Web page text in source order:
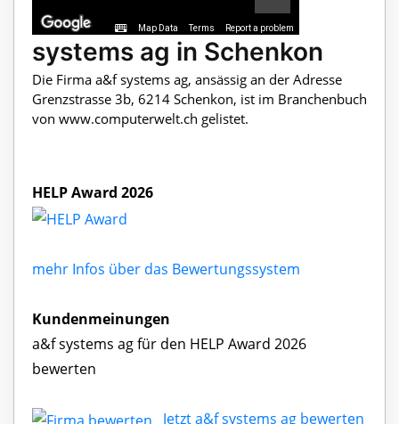
Map Data Terms Report a problem
systems ag in Schenkon
Die Firma a&f systems ag, ansässig an der Adresse
Grenzstrasse 3b, 6214 Schenkon, ist im Branchenbuch
von www.computerwelt.ch gelistet.
HELP Award 2026
mehr Infos über das Bewertungssystem
Kundenmeinungen
a&f systems ag für den HELP Award 2026
bewerten
Jetzt a&f systems ag bewerten